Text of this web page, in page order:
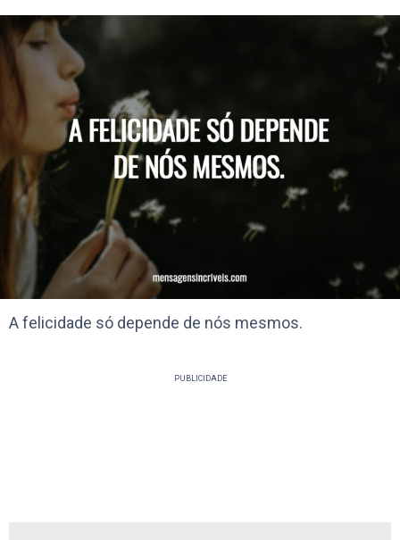
A felicidade só depende de nós mesmos.
PUBLICIDADE